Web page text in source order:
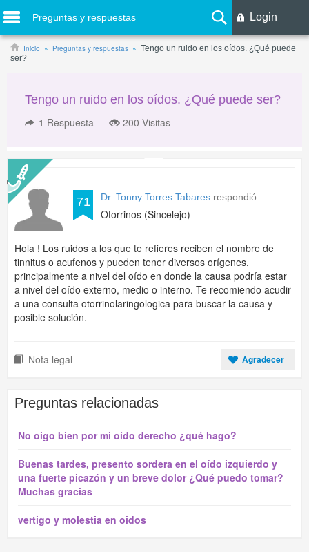
Preguntas y respuestas Login
Inicio Preguntas y respuestas
Tengo un ruido en los oídos. ¿Qué puede
ser?
Tengo un ruido en los oídos. ¿Qué puede ser?
1 Respuesta 200 Visitas
71 Dr. Tonny Torres Tabares respondió:
Otorrinos (Sincelejo)
Hola ! Los ruidos a los que te refieres reciben el nombre de
tinnitus o acufenos y pueden tener diversos orígenes,
principalmente a nivel del oído en donde la causa podría estar
a nivel del oído externo, medio o interno. Te recomiendo acudir
a una consulta otorrinolaringologica para buscar la causa y
posible solución.
Nota legal Agradecer
Preguntas relacionadas
No oigo bien por mi oído derecho ¿qué hago?
Buenas tardes, presento sordera en el oído izquierdo y
una fuerte picazón y un breve dolor ¿Qué puedo tomar?
Muchas gracias
vertigo y molestia en oidos